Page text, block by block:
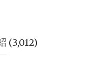
(3,012)